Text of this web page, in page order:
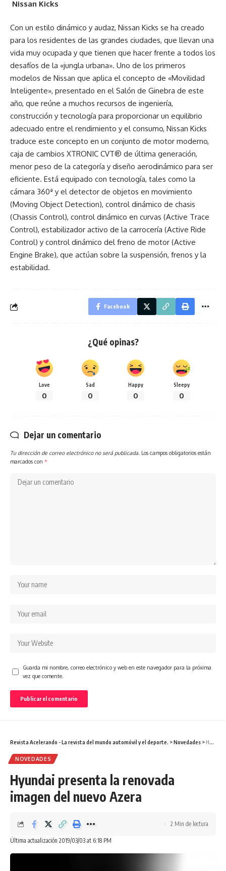
Nissan Kicks
Con un estilo dinámico y audaz, Nissan Kicks se ha creado
para los residentes de las grandes ciudades, que llevan una
vida muy ocupada y que tienen que hacer frente a todos los
desafíos de la «jungla urbana». Uno de los primeros
modelos de Nissan que aplica el concepto de «Movilidad
Inteligente», presentado en el Salón de Ginebra de este
año, que reúne a muchos recursos de ingeniería,
construcción y tecnología para proporcionar un equilibrio
adecuado entre el rendimiento y el consumo, Nissan Kicks
traduce este concepto en un conjunto de motor moderno,
caja de cambios XTRONIC CVT® de última generación,
menor peso de la categoría y diseño aerodinámico para ser
eficiente. Está equipado con tecnología, tales como la
cámara 360ª y el detector de objetos en movimiento
(Moving Object Detection), control dinámico de chasis
(Chassis Control), control dinámico en curvas (Active Trace
Control), estabilizador activo de la carrocería (Active Ride
Control) y control dinámico del freno de motor (Active
Engine Brake), que actúan sobre la suspensión, frenos y la
estabilidad.
Facebook
¿Qué opinas?
Love
0
Sad
0
Happy
0
Sleepy
0
Dejar un comentario
Tu dirección de correo electrónico no será publicada. Los campos obligatorios están
marcados con *
Guarda mi nombre, correo electrónico y web en este navegador para la próxima
vez que comente.
Revista Acelerando - La revista del mundo automóvil y el deporte. >Novedades >Hyundai presenta la renovada imagen del nuevo Azera
NOVEDADES
Hyundai presenta la renovada
imagen del nuevo Azera
Última actualización 2019/03/03 at 6:18 PM
2 Min de lectura